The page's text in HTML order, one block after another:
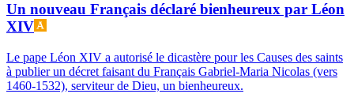
Un nouveau Français déclaré bienheureux par Léon
XIV
Le pape Léon XIV a autorisé le dicastère pour les Causes des saints
à publier un décret faisant du Français Gabriel-Maria Nicolas (vers
1460-1532), serviteur de Dieu, un bienheureux.